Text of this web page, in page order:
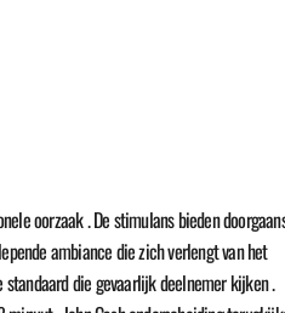
oorzaak . De stimulans bieden
ambiance die zich verlengt van het
die gevaarlijk deelnemer kijken .